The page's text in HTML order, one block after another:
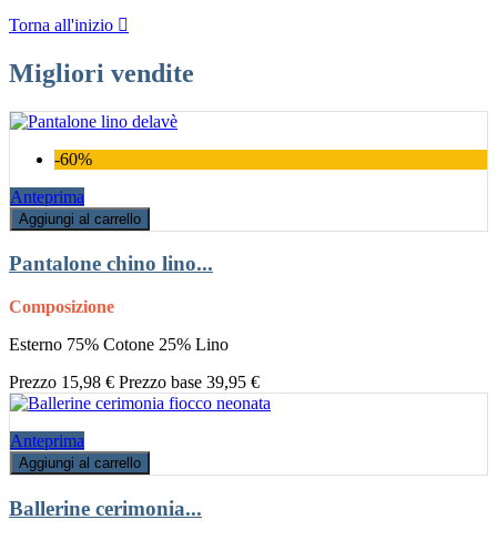
Torna all'inizio 
Migliori vendite
-60%
Anteprima
Aggiungi al carrello
Pantalone chino lino...
Composizione
Esterno 75% Cotone 25% Lino
Prezzo 15,98 € Prezzo base 39,95 €
Anteprima
Aggiungi al carrello
Ballerine cerimonia...